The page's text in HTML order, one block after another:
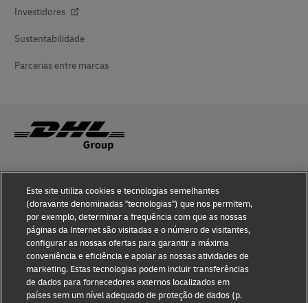
Investidores
Sustentabilidade
Parcerias entre marcas
Aviso Legal
Termos de Utilização
Aviso de Privacidade
Informações Adicionais
Este site utiliza cookies e tecnologias semelhantes
(doravante denominadas "tecnologias") que nos permitem,
por exemplo, determinar a frequência com que as nossas
páginas da Internet são visitadas e o número de visitantes,
configurar as nossas ofertas para garantir a máxima
conveniência e eficiência e apoiar as nossas atividades de
marketing. Estas tecnologias podem incluir transferências
de dados para fornecedores externos localizados em
países sem um nível adequado de proteção de dados (p.